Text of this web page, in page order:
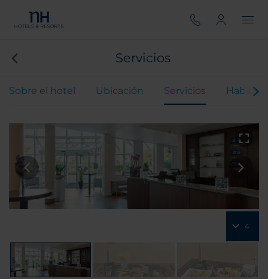
Servicios
Sobre el hotel Ubicación Servicios
4